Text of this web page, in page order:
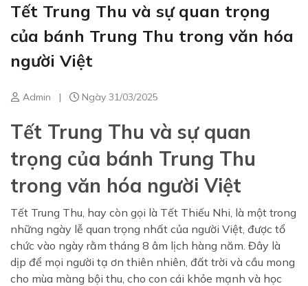
Tết Trung Thu và sự quan trọng
của bánh Trung Thu trong văn hóa
người Việt
Admin | Ngày 31/03/2025
Tết Trung Thu và sự quan
trọng của bánh Trung Thu
trong văn hóa người Việt
Tết Trung Thu, hay còn gọi là Tết Thiếu Nhi, là một trong
những ngày lễ quan trọng nhất của người Việt, được tổ
chức vào ngày rằm tháng 8 âm lịch hàng năm. Đây là
dịp để mọi người tạ ơn thiên nhiên, đất trời và cầu mong
cho mùa màng bội thu, cho con cái khỏe mạnh và học